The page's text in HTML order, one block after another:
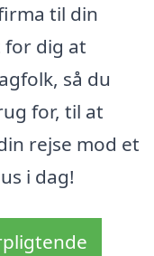
til din
for dig at
så du
for, til at
rejse mod et
i dag!